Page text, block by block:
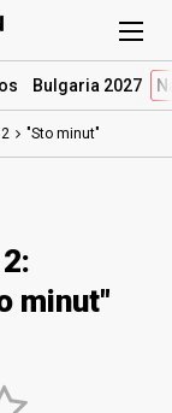
Bulgaria 2027
"Sto minut"
minut"